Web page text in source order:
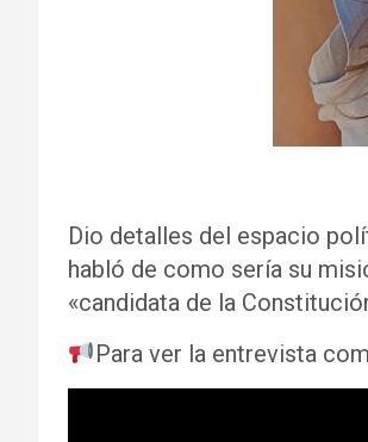
Dio detalles del espacio
habló de como sería su
«candidata de la
Para ver la entrevista